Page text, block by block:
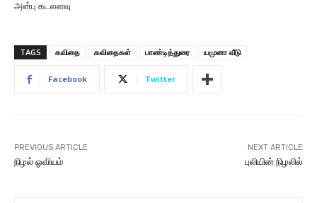
அன்பு கடலளவு
TAGS கவிதை கவிதைகள் பாண்டித்துரை யமுனா வீடு
Facebook Twitter
PREVIOUS ARTICLE
நிழல் ஓவியம்
NEXT ARTICLE
புலியின் நிழலில்